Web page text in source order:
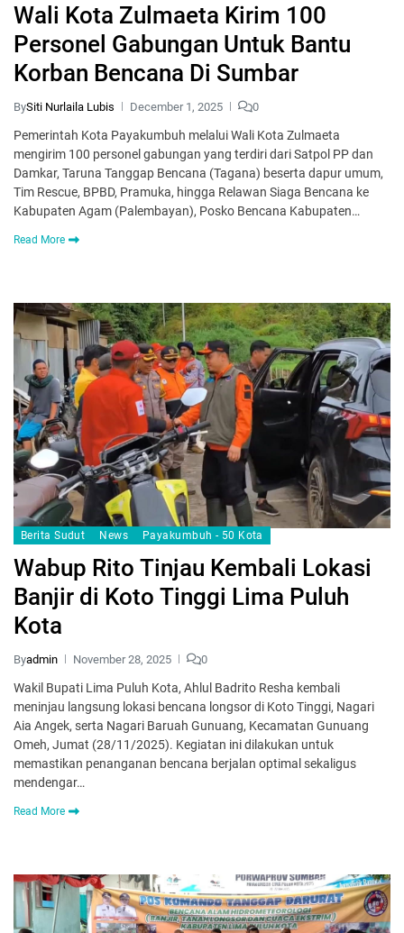
Wali Kota Zulmaeta Kirim 100
Personel Gabungan Untuk Bantu
Korban Bencana Di Sumbar
BySiti Nurlaila Lubis December 1, 2025 0
Pemerintah Kota Payakumbuh melalui Wali Kota Zulmaeta
mengirim 100 personel gabungan yang terdiri dari Satpol PP dan
Damkar, Taruna Tanggap Bencana (Tagana) beserta dapur umum,
Tim Rescue, BPBD, Pramuka, hingga Relawan Siaga Bencana ke
Kabupaten Agam (Palembayan), Posko Bencana Kabupaten…
Read More
Berita Sudut News Payakumbuh - 50 Kota
Wabup Rito Tinjau Kembali Lokasi
Banjir di Koto Tinggi Lima Puluh
Kota
Byadmin November 28, 2025 0
Wakil Bupati Lima Puluh Kota, Ahlul Badrito Resha kembali
meninjau langsung lokasi bencana longsor di Koto Tinggi, Nagari
Aia Angek, serta Nagari Baruah Gunuang, Kecamatan Gunuang
Omeh, Jumat (28/11/2025). Kegiatan ini dilakukan untuk
memastikan penanganan bencana berjalan optimal sekaligus
mendengar…
Read More